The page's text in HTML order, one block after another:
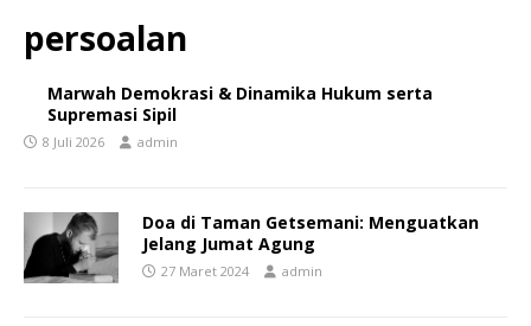
persoalan
Marwah Demokrasi & Dinamika Hukum serta
Supremasi Sipil
8 Juli 2026 admin
Doa di Taman Getsemani: Menguatkan
Jelang Jumat Agung
27 Maret 2024 admin